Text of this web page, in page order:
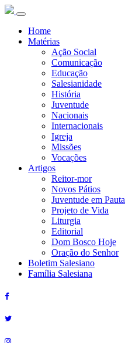
Home
Matérias
Ação Social
Comunicação
Educação
Salesianidade
História
Juventude
Nacionais
Internacionais
Igreja
Missões
Vocações
Artigos
Reitor-mor
Novos Pátios
Juventude em Pauta
Projeto de Vida
Liturgia
Editorial
Dom Bosco Hoje
Oração do Senhor
Boletim Salesiano
Família Salesiana